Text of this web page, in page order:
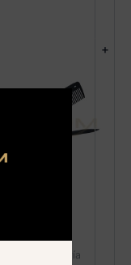
+
de peluquería